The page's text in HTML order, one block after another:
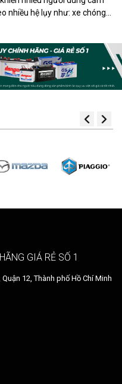
nhiều hệ lụy như: xe chóng
hồi ắc quy khô xe đạp điện 1
dưỡng nhé!
GIÁ RẺ SỐ 1
12, Thành phố Hồ Chí Minh